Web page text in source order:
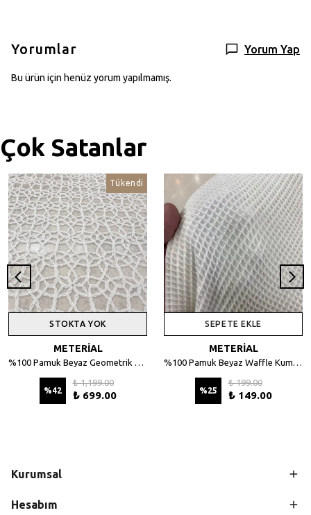
Yorumlar Yorum Yap
Bu ürün için henüz yorum yapılmamış.
Çok Satanlar
Tükendi
STOKTA YOK
METERİAL
%100 Pamuk Beyaz Geometrik Desenli File Kumaş - 135 cm En
%42
₺ 1,199.00
₺ 699.00
SEPETE EKLE
METERİAL
%100 Pamuk Beyaz Waffle Kumaş – Petek Dokulu, 140 cm En
%25
₺ 199.00
₺ 149.00
Kurumsal
Hesabım